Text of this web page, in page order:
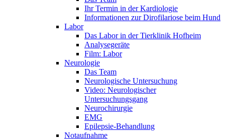
Ihr Termin in der Kardiologie
Informationen zur Dirofilariose beim Hund
Labor
Das Labor in der Tierklinik Hofheim
Analysegeräte
Film: Labor
Neurologie
Das Team
Neurologische Untersuchung
Video: Neurologischer
Untersuchungsgang
Neurochirurgie
EMG
Epilepsie-Behandlung
Notaufnahme